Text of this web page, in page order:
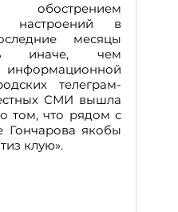
настроений в
месяцы
иначе, чем
телеграм-
СМИ вышла
том, что рядом с
Гончарова якобы
клую».